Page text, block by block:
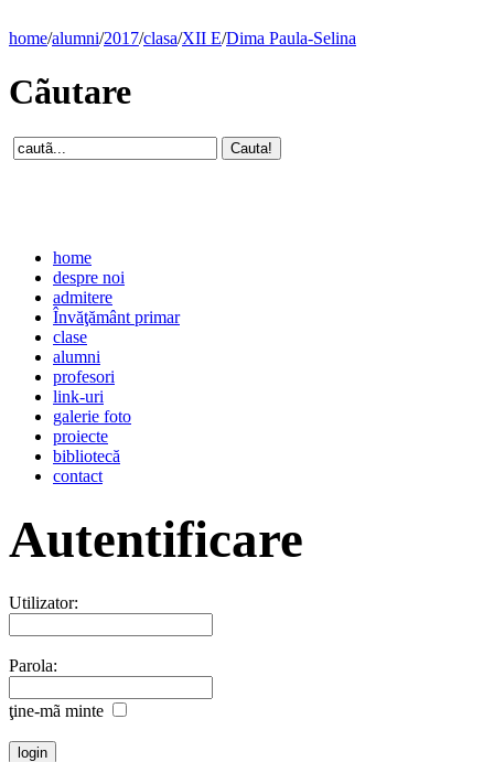
home/alumni/2017/clasa/XII E/Dima Paula-Selina
Cãutare
home
despre noi
admitere
Învăţământ primar
clase
alumni
profesori
link-uri
galerie foto
proiecte
bibliotecă
contact
Autentificare
Utilizator:
Parola:
ţine-mã minte